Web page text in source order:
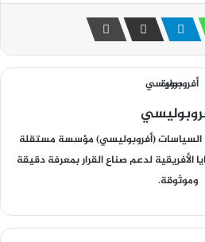
السياسات (أفروبوليسي) مؤسسة مستقلة
الأفريقية لدعم صناع القرار بمعرفة دقيقة
وموثوقة.